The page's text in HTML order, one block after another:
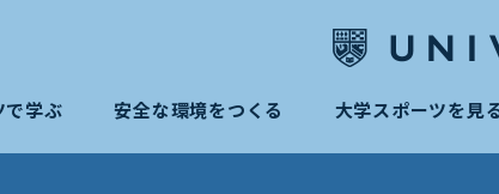
で学ぶ 安全な環境をつくる 大学スポーツを見